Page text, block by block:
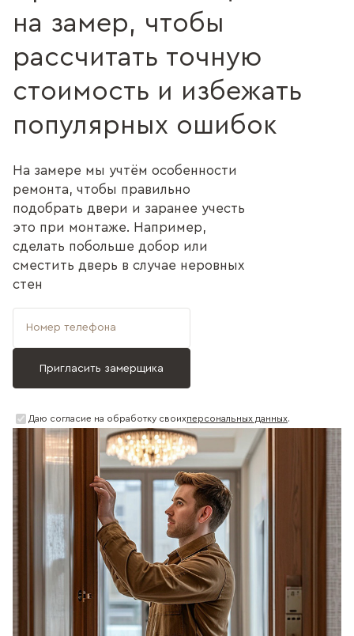
на замер, чтобы
рассчитать точную
стоимость и избежать
популярных ошибок
На замере мы учтём особенности
ремонта, чтобы правильно
подобрать двери и заранее учесть
это при монтаже. Например,
сделать побольше добор или
сместить дверь в случае неровных
стен
Даю согласие на обработку своихперсональных данных.